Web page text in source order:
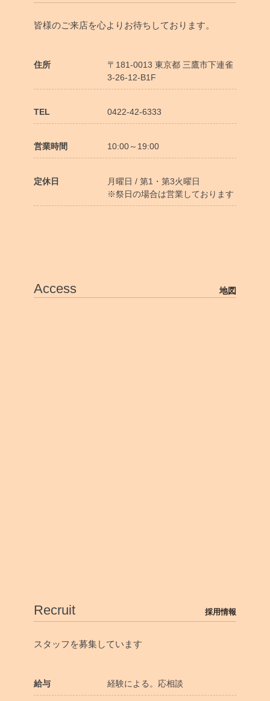
皆様のご来店を心よりお待ちしております。
住所
〒181-0013 東京都 三鷹市下連雀
3-26-12-B1F
TEL 0422-42-6333
営業時間 10:00～19:00
定休日
月曜日 / 第1・第3火曜日
※祭日の場合は営業しております
Access 地図
Recruit 採用情報
スタッフを募集しています
給与 経験による。応相談